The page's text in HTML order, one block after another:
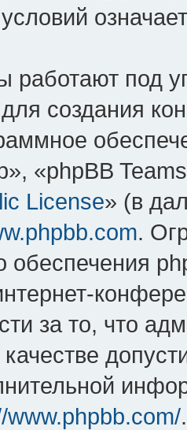
под
создания
«phpBB
License» (в
.
обеспечения
за то, что
www.phpbb.com/.